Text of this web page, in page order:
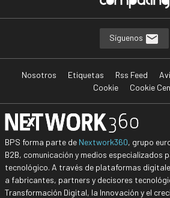
Síguenos
Nosotros Etiquetas Rss Feed
Cookie
Cookie
BPS forma parte de Nextwork360, grupo
B2B, comunicación y medios especializados
tecnológico. A través de plataformas
a fabricantes, partners y decisores
Transformación Digital, la Innovación y el